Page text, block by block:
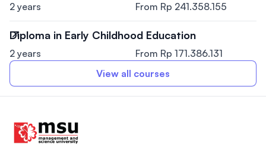
2 years From Rp 241.358.155
Diploma in Early Childhood Education
2 years
From Rp 171.386.131
View all courses